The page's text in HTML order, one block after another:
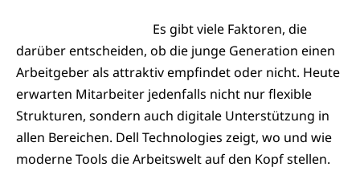
Es gibt viele Faktoren, die
darüber entscheiden, ob die junge Generation einen
Arbeitgeber als attraktiv empfindet oder nicht. Heute
erwarten Mitarbeiter jedenfalls nicht nur flexible
Strukturen, sondern auch digitale Unterstützung in
allen Bereichen. Dell Technologies zeigt, wo und wie
moderne Tools die Arbeitswelt auf den Kopf stellen.